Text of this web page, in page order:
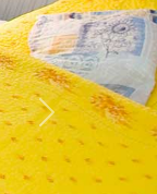
Nächstes